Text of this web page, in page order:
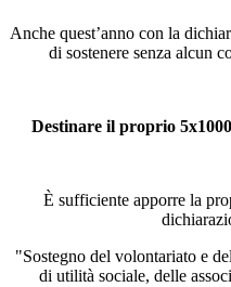
Anche quest’anno con la
di sostenere senza alcun
Destinare il proprio
È sufficiente apporre la
"Sostegno del volontariato e
di utilità sociale, delle